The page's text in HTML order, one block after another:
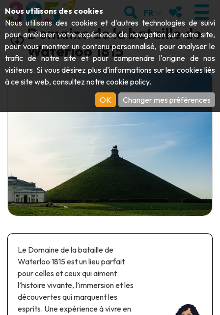
VISITER
Abbayes & monuments religieux
Châteaux, citadelles & beffrois
Folklore & histoire locale
Histoire
Patrimoine automobile & ferroviaire
Patrimoine industriel & ouvrage d'art
Produits de terroir
EXPLORER
Grottes
Parcs animaliers, zoologiques & aquariums
BOUGER
Draisines & trains touristiques
Kayaks
Parcs aventure
Parcs récréatifs, nautiques & aquatiques
ÉVÉNEMENTS
LE TOP DES ACTIVITÉS POUR CET
TÉLÉCHARGER LE GUIDE
Aller au contenu principal; RECHERCHER
FR MES FAVORIS
Domaine de la bataille de
Waterloo 1815
Le Domaine de la bataille de
Waterloo 1815 est un lieu parfait
pour celles et ceux qui aiment
l’histoire vivante, l’immersion et les
découvertes qui marquent les
esprits. Une expérience à vivre en
Nous utilisons des cookies
Nous utilisons des cookies et d'autres technologies de suivi
pour améliorer votre expérience de navigation sur notre site,
pour vous montrer un contenu personnalisé, pour analyser le
trafic de notre site et pour comprendre l'origine de nos
visiteurs. Si vous désirez plus d’informations sur les cookies liés
à ce site web, consultez notrecookie policy.
OK
Changer mes préférences